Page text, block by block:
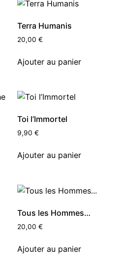
Terra Humanis
20,00 €
Ajouter au panier
Toi l’Immortel
9,90 €
Ajouter au panier
Tous les Hommes…
20,00 €
Ajouter au panier